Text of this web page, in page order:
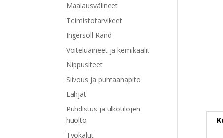
Maalausvälineet
Toimistotarvikeet
Ingersoll Rand
Voiteluaineet ja kemikaalit
Nippusiteet
Siivous ja puhtaanapito
Lahjat
Puhdistus ja ulkotilojen
huolto
Työkalut